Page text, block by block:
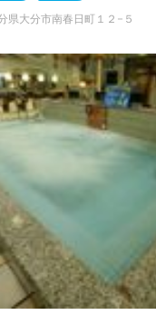
県大分市南春日町１２−５